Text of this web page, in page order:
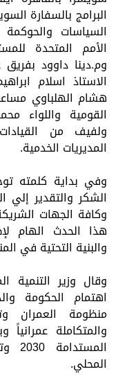
البرامج بالسفارة
السياسات
الأمم المتحدة
وم.دينا داوود
الاستاذ اسلام
هشام الهلباوي
القومية واللواء
ولفيف من
المديريات الخدمية.
وفي بداية كلمته
الشكر والتقدير
وكافة الجهات
هذا الحدث الهام
والبنية التحتية في
وقال وزير التنمية
اهتمام الحكومة
منظومة العمران
والمتكاملة
المحلي.